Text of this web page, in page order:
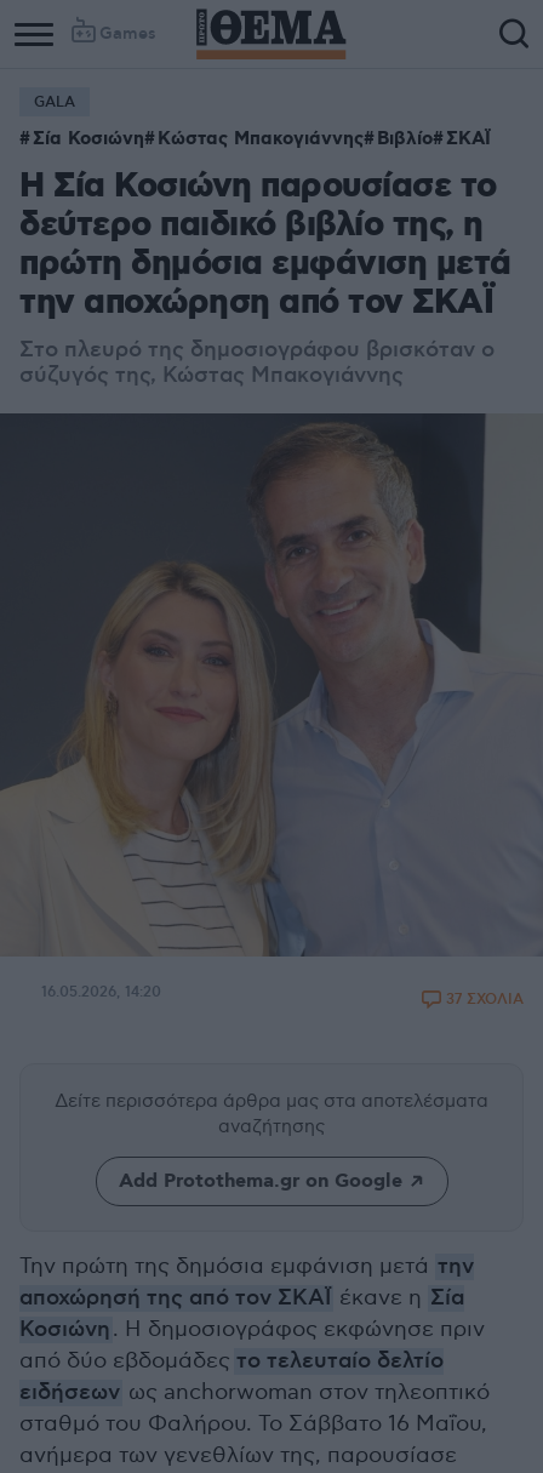
Games
GALA
Σία Κοσιώνη Κώστας Μπακογιάννης Βιβλίο ΣΚΑΪ
Η Σία Κοσιώνη παρουσίασε το
δεύτερο παιδικό βιβλίο της, η
πρώτη δημόσια εμφάνιση μετά
την αποχώρηση από τον ΣΚΑΪ
Στο πλευρό της δημοσιογράφου βρισκόταν ο
σύζυγός της, Κώστας Μπακογιάννης
16.05.2026, 14:20 37 ΣΧΟΛΙΑ
Δείτε περισσότερα άρθρα μας στα αποτελέσματα
αναζήτησης
Add Protothema.gr on Google
Την πρώτη της δημόσια εμφάνιση μετά την
αποχώρησή της από τον ΣΚΑΪ έκανε η Σία
Κοσιώνη. Η δημοσιογράφος εκφώνησε πριν
από δύο εβδομάδες το τελευταίο δελτίο
ειδήσεων ως anchorwoman στον τηλεοπτικό
σταθμό του Φαλήρου. Το Σάββατο 16 Μαΐου,
ανήμερα των γενεθλίων της, παρουσίασε